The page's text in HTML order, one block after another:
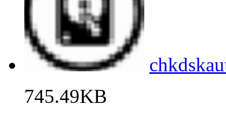
745.49KB